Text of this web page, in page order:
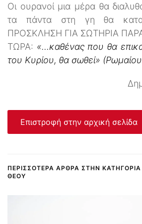
Οι ουρανοί μια μέρα θα
τα πάντα στη γη θα
ΠΡΟΣΚΛΗΣΗ ΓΙΑ ΣΩΤΗΡΙΑ
ΤΩΡΑ: «…καθένας που θα
του Κυρίου, θα σωθεί»
Επιστροφή στην αρχική σελίδα
ΠΕΡΙΣΣΌΤΕΡΑ ΆΡΘΡΑ ΣΤΗΝ ΚΑΤΗΓΟΡΊΑ
ΘΕΟΎ